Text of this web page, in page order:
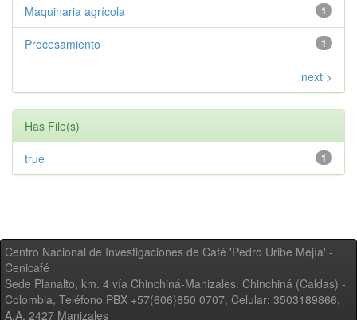
1
Maquinaria agrícola
1
Procesamiento
next >
Has File(s)
1
true
Centro Nacional de Investigaciones de Café 'Pedro Uribe Mejía' -
Cenicafé
Sede Planalto, km. 4 vía Chinchiná-Manizales. Chinchiná (Caldas) -
Colombia, Teléfono PBX +57(606)850 0707, Celular: 3503189866,
A.A. 2427 Manizales